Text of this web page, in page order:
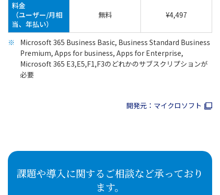
料金
（ユーザー/月相
当、年払い）
無料 ¥4,497
Microsoft 365 Business Basic, Business Standard Business
Premium, Apps for business, Apps for Enterprise,
Microsoft 365 E3,E5,F1,F3のどれかのサブスクリプションが
必要
開発元：マイクロソフト
課題や導入に関するご相談など承っており
ます。